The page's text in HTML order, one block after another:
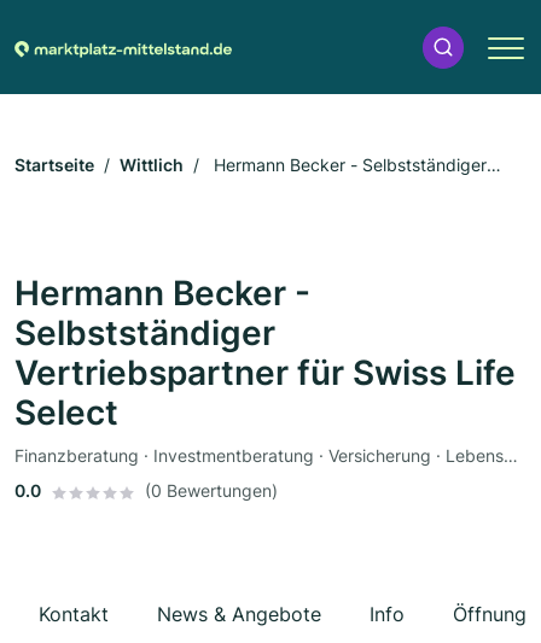
Startseite Wittlich
Hermann Becker - Selbstständiger
Hermann Becker -
Selbstständiger
Vertriebspartner für Swiss Life
Select
Finanzberatung · Investmentberatung · Versicherung · Lebensversicherung · Berufsunfähigkeitsversicherung · Haftpflichtversicherung · Pflegeversicherung
0.0
(0 Bewertungen)
Kontakt News & Angebote Info